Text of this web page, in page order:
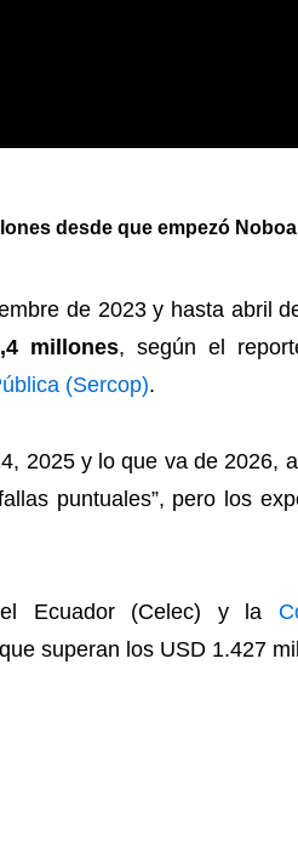
desde que empezó
de 2023 y hasta abril
millones, según el
(Sercop).
2025 y lo que va de 2026,
puntuales”, pero los
Ecuador (Celec) y la
superan los USD 1.427